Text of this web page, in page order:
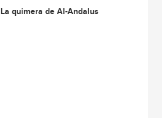
La quimera de Al-Andalus